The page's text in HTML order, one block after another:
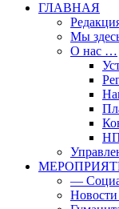
ГЛАВНАЯ
Мы
О нас …
—